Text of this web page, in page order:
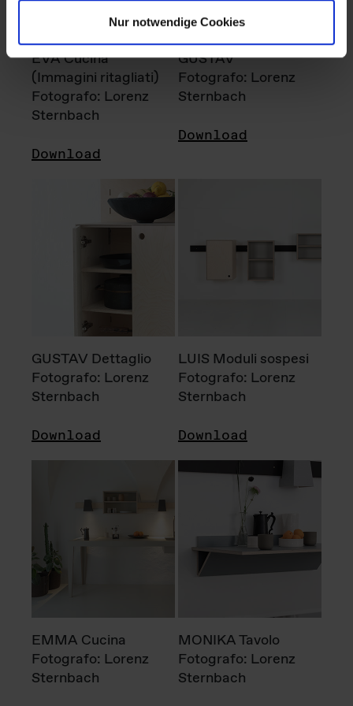
Nur notwendige Cookies
EVA Cucina
(Immagini ritagliati)
Fotografo: Lorenz
Sternbach
Download
GUSTAV
Fotografo: Lorenz
Sternbach
Download
GUSTAV Dettaglio
Fotografo: Lorenz
Sternbach
Download
LUIS Moduli sospesi
Fotografo: Lorenz
Sternbach
Download
EMMA Cucina
Fotografo: Lorenz
Sternbach
MONIKA Tavolo
Fotografo: Lorenz
Sternbach